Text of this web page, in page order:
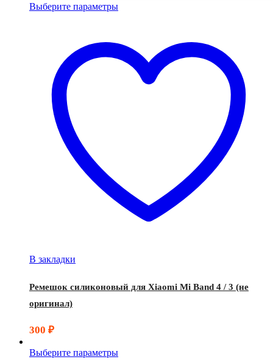
Выберите параметры
В закладки
Ремешок силиконовый для Xiaomi Mi Band 4 / 3 (не
оригинал)
300 ₽
Выберите параметры